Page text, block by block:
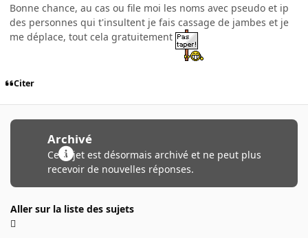
Bonne chance, au cas ou file moi les noms avec pseudo et ip
des personnes qui t'insultent je fais cassage de jambes et je
me déplace, tout cela gratuitement
Citer
Archivé
Ce sujet est désormais archivé et ne peut plus
recevoir de nouvelles réponses.
Aller sur la liste des sujets